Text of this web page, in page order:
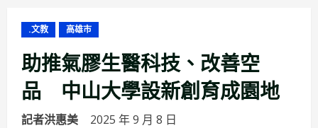
.文教 高雄市
助推氣膠生醫科技、改善空
品 中山大學設新創育成園地
記者洪惠美 2025 年 9 月 8 日